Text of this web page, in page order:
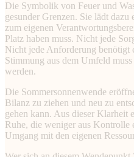
Die Symbolik von Feuer und
gesunder Grenzen. Sie lädt
zum eigenen
Platz haben muss. Nicht jede
Nicht jede Anforderung benötigt
Stimmung aus dem Umfeld
werden.
Die Sommersonnenwende
Bilanz zu ziehen und neu zu
gehen kann. Aus dieser Klarheit
Ruhe, die weniger aus Kontrolle
Umgang mit den eigenen